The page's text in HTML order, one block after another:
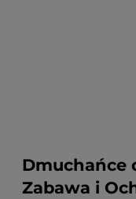
Dmuchańce
Zabawa i